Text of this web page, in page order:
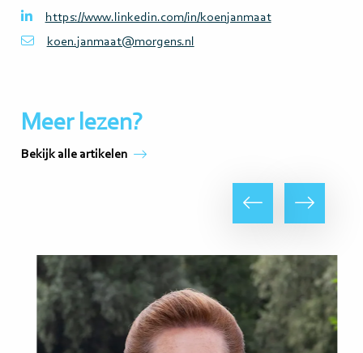
https://www.linkedin.com/in/koenjanmaat
koen.janmaat@morgens.nl
Meer lezen?
Bekijk alle artikelen
Volgende
Lees
meer
Vorige